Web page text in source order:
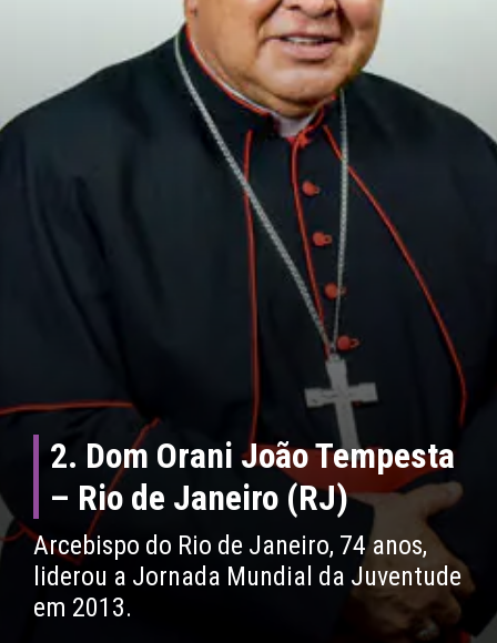
2. Dom Orani João Tempesta
– Rio de Janeiro (RJ)
Arcebispo do Rio de Janeiro, 74 anos,
liderou a Jornada Mundial da Juventude
em 2013.